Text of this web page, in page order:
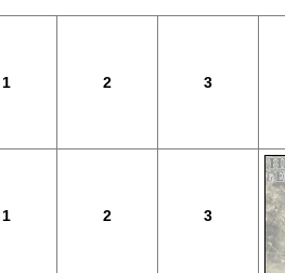
1 2 3
1 2 3